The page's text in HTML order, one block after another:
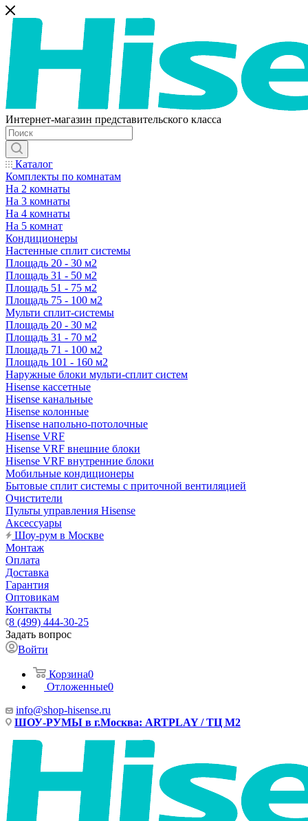
Интернет-магазин представительского класса
Каталог
Комплекты по комнатам
На 2 комнаты
На 3 комнаты
На 4 комнаты
На 5 комнат
Кондиционеры
Настенные сплит системы
Площадь 20 - 30 м2
Площадь 31 - 50 м2
Площадь 51 - 75 м2
Площадь 75 - 100 м2
Мульти сплит-системы
Площадь 20 - 30 м2
Площадь 31 - 70 м2
Площадь 71 - 100 м2
Площадь 101 - 160 м2
Наружные блоки мульти-сплит систем
Hisense кассетные
Hisense канальные
Hisense колонные
Hisense напольно-потолочные
Hisense VRF
Hisense VRF внешние блоки
Hisense VRF внутренние блоки
Мобильные кондиционеры
Бытовые сплит системы с приточной вентиляцией
Очистители
Пульты управления Hisense
Аксессуары
Шоу-рум в Москве
Монтаж
Оплата
Доставка
Гарантия
Оптовикам
Контакты
8 (499) 444-30-25
Задать вопрос
Войти
Корзина0
Отложенные0
info@shop-hisense.ru
ШОУ-РУМЫ в г.Москва: ARTPLAY / ТЦ М2